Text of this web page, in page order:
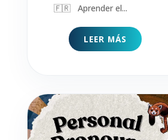
🇫🇷 Aprender el...
LEER MÁS